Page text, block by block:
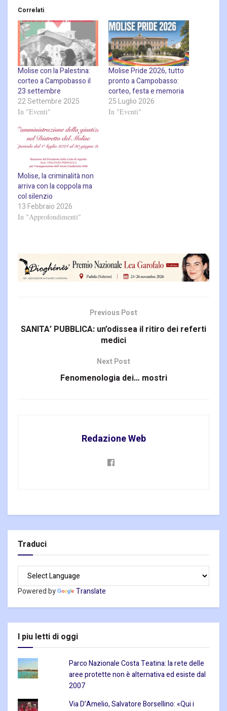
Correlati
Molise con la Palestina:
corteo a Campobasso il
23 settembre
22 Settembre 2025
In "Eventi"
Molise Pride 2026, tutto
pronto a Campobasso:
corteo, festa e memoria
25 Luglio 2026
In "Eventi"
Molise, la criminalità non
arriva con la coppola ma
col silenzio
13 Febbraio 2026
In "Approfondimenti"
Previous Post
SANITA’ PUBBLICA: un’odissea il ritiro dei referti
medici
Next Post
Fenomenologia dei… mostri
Redazione Web
Traduci
Powered by Translate
I piu letti di oggi
Parco Nazionale Costa Teatina: la rete delle
aree protette non è alternativa ed esiste dal
2007
Via D’Amelio, Salvatore Borsellino: «Qui i